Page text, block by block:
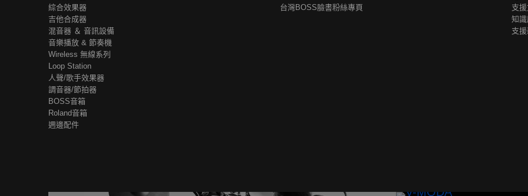
綜合效果器
吉他合成器
混音器 ＆ 音訊設備
音樂播放 & 節奏機
Wireless 無線系列
Loop Station
人聲/歌手效果器
調音器/節拍器
BOSS音箱
Roland音箱
週邊配件
台灣BOSS臉書粉絲專頁
支
知
支